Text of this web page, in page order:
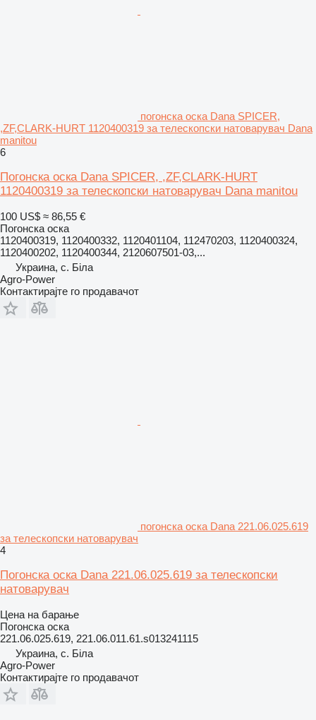
погонска оска Dana SPICER,
,ZF,CLARK-HURT 1120400319 за телескопски натоварувач Dana
manitou
6
Погонска оска Dana SPICER, ,ZF,CLARK-HURT
1120400319 за телескопски натоварувач Dana manitou
100 US$ ≈ 86,55 €
Погонска оска
1120400319, 1120400332, 1120401104, 112470203, 1120400324,
1120400202, 1120400344, 2120607501-03,...
Украина, с. Біла
Agro-Power
Контактирајте го продавачот
погонска оска Dana 221.06.025.619
за телескопски натоварувач
4
Погонска оска Dana 221.06.025.619 за телескопски
натоварувач
Цена на барање
Погонска оска
221.06.025.619, 221.06.011.61.s013241115
Украина, с. Біла
Agro-Power
Контактирајте го продавачот